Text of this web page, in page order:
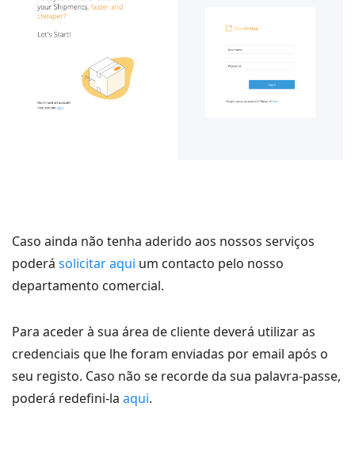
Caso ainda não tenha aderido aos nossos serviços
poderá solicitar aqui um contacto pelo nosso
departamento comercial.
Para aceder à sua área de cliente deverá utilizar as
credenciais que lhe foram enviadas por email após o
seu registo. Caso não se recorde da sua palavra-passe,
poderá redefini-la aqui.